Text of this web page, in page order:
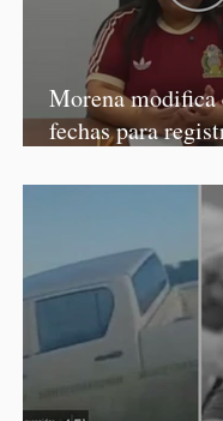
Morena modifica
fechas para